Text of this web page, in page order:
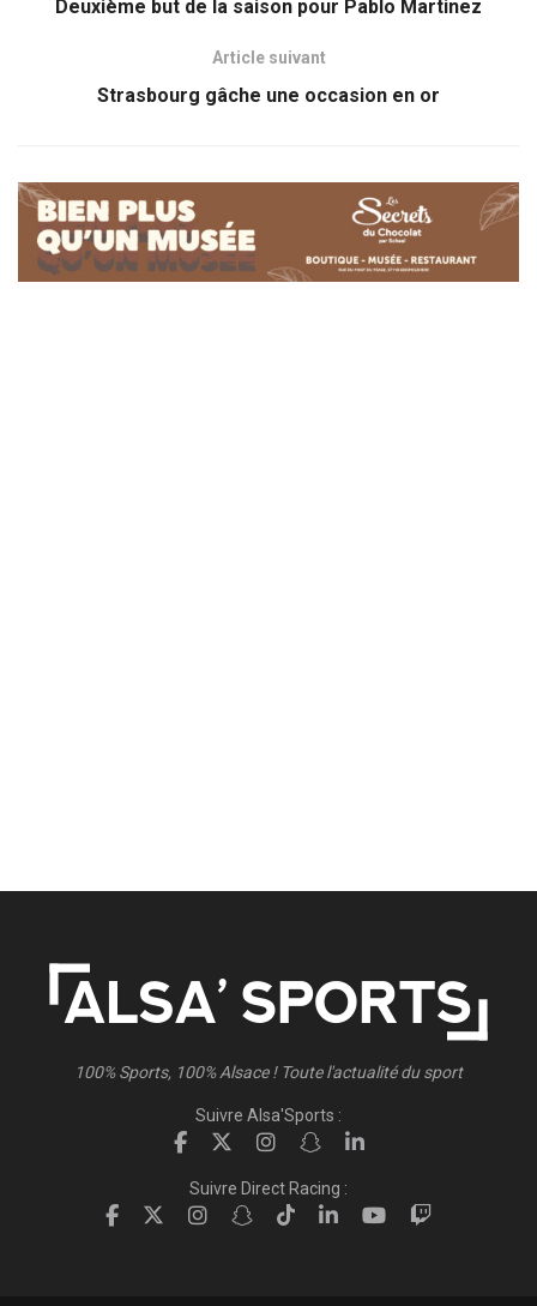
Deuxième but de la saison pour Pablo Martinez
Article suivant
Strasbourg gâche une occasion en or
100% Sports, 100% Alsace ! Toute l'actualité du sport
Suivre Alsa'Sports :
Suivre Direct Racing :